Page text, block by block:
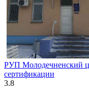
РУП Молодечненский
сертификации
3.8